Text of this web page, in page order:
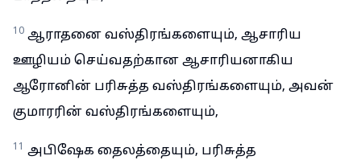
10 ஆராதனை வஸ்திரங்களையும், ஆசாரிய
ஊழியம் செய்வதற்கான ஆசாரியனாகிய
ஆரோனின் பரிசுத்த வஸ்திரங்களையும், அவன்
குமாரரின் வஸ்திரங்களையும்,
11 அபிஷேக தைலத்தையும், பரிசுத்த